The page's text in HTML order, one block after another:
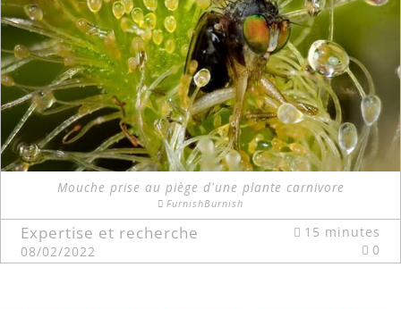
Mouche prise au piège d'une plante carnivore
FurnishBurnish
Expertise et recherche
08/02/2022
15 minutes
0